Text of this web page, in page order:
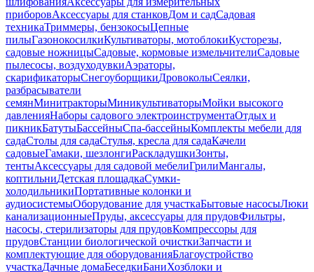
приборовАксессуары для станковДом и садСадовая
техникаТриммеры, бензокосыЦепные
пилыГазонокосилкиКультиваторы, мотоблокиКусторезы,
садовые ножницыСадовые, кормовые измельчителиСадовые
пылесосы, воздуходувкиАэраторы,
скарификаторыСнегоуборщикиДровоколыСеялки,
разбрасыватели
семянМинитракторыМиникультиваторыМойки высокого
давленияНаборы садового электроинструментаОтдых и
пикникБатутыБассейныСпа-бассейныКомплекты мебели для
садаСтолы для садаСтулья, кресла для садаКачели
садовыеГамаки, шезлонгиРаскладушкиЗонты,
тентыАксессуары для садовой мебелиГрилиМангалы,
коптильниДетская площадкаСумки-
холодильникиПортативные колонки и
аудиосистемыОборудование для участкаБытовые насосыЛюки
канализационныеПруды, аксессуары для прудовФильтры,
насосы, стерилизаторы для прудовКомпрессоры для
прудовСтанции биологической очисткиЗапчасти и
комплектующие для оборудованияБлагоустройство
участкаДачные домаБеседкиБаниХозблоки и